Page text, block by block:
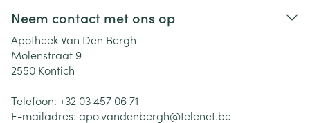
Neem contact met ons op
Apotheek Van Den Bergh
Molenstraat 9
2550 Kontich
Telefoon: +32 03 457 06 71
E-mailadres: apo.vandenbergh@telenet.be